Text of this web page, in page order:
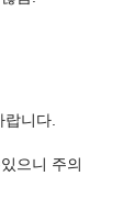
랍니다.
으니 주의